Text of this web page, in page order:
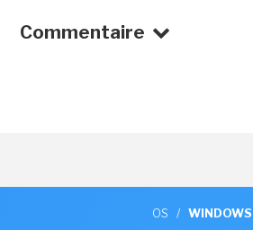
Commentaire
OS / WINDOWS